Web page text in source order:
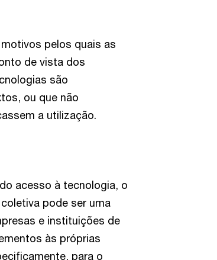
pelos quais as
de vista dos
são
ou que não
a utilização.
acesso à tecnologia, o
pode ser uma
e instituições de
às próprias
para o